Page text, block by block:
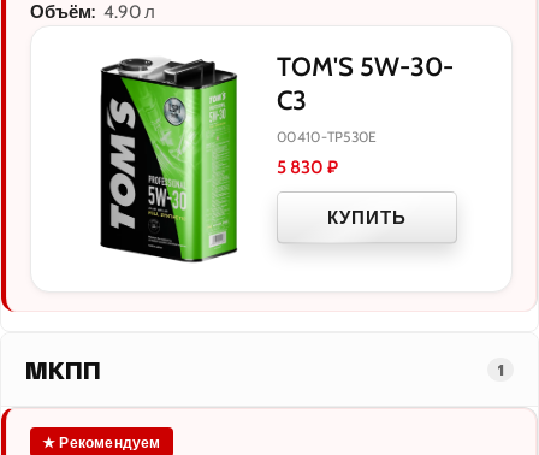
Объём: 4.90 л
TOM'S 5W-30-
C3
00410-TP530E
5 830 ₽
КУПИТЬ
МКПП 1
★ Рекомендуем